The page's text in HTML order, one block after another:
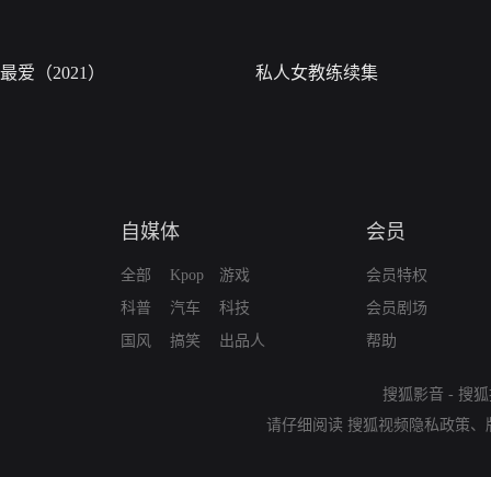
最爱（2021） 私人女教练续集
自媒体
全部
科普
国风
Kpop
汽车
搞笑
游戏
科技
出品人
会员
会员特权
会员剧场
帮助
搜狐影音 - 搜
请仔细阅读 搜狐视频隐私政策、